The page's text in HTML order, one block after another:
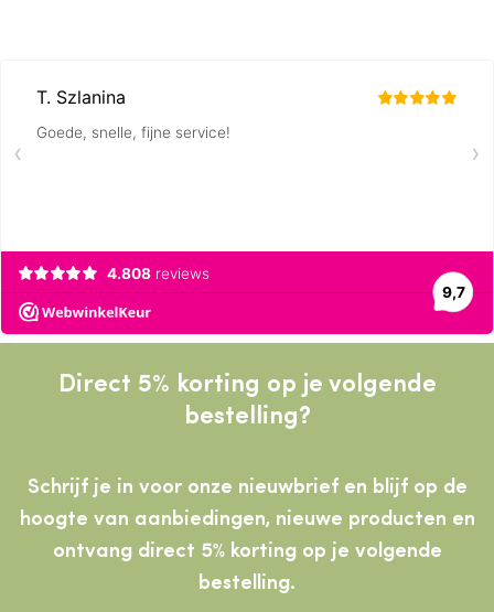
Direct 5% korting op je volgende
bestelling?
Schrijf je in voor onze nieuwbrief en blijf op de
hoogte van aanbiedingen, nieuwe producten en
ontvang direct 5% korting op je volgende
bestelling.